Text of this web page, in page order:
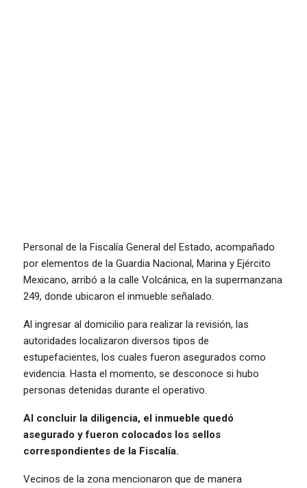
Personal de la Fiscalía General del Estado, acompañado
por elementos de la Guardia Nacional, Marina y Ejército
Mexicano, arribó a la calle Volcánica, en la supermanzana
249, donde ubicaron el inmueble señalado.
Al ingresar al domicilio para realizar la revisión, las
autoridades localizaron diversos tipos de
estupefacientes, los cuales fueron asegurados como
evidencia. Hasta el momento, se desconoce si hubo
personas detenidas durante el operativo.
Al concluir la diligencia, el inmueble quedó
asegurado y fueron colocados los sellos
correspondientes de la Fiscalía.
Vecinos de la zona mencionaron que de manera